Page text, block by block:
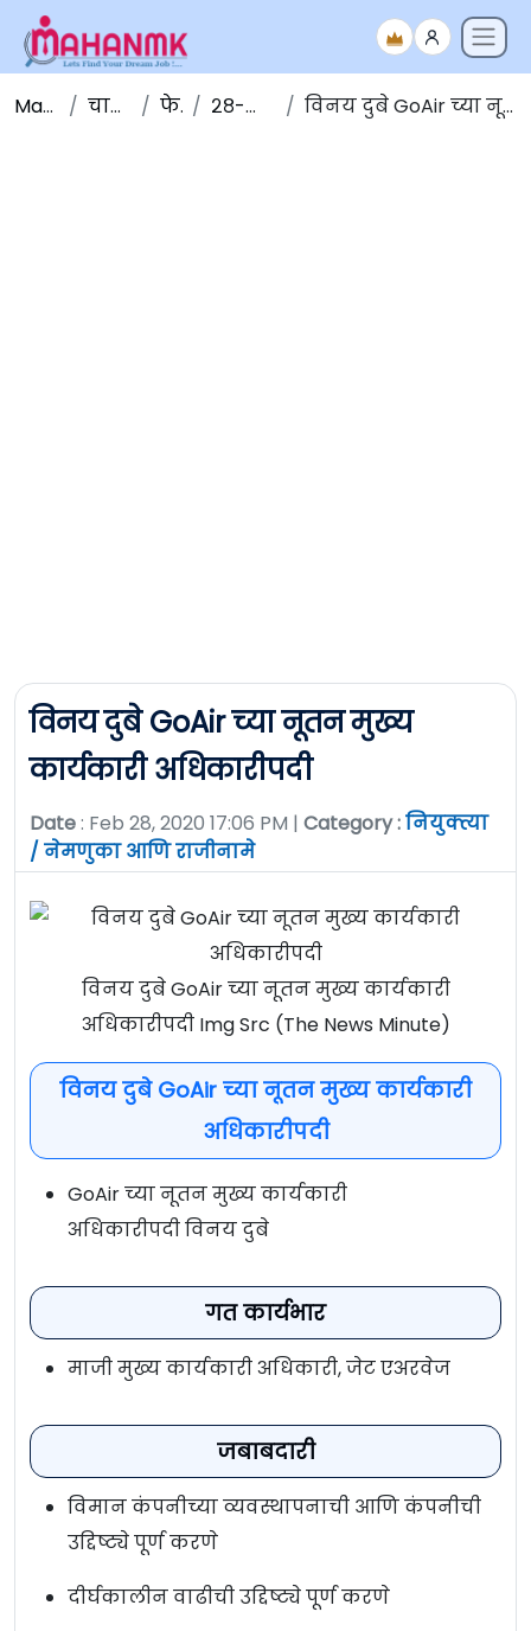
Maha NMK चालू घडामोडी फेब्रुवारी २८-फेब्रुवारी-२०२० विनय दुबे GoAir च्या नूतन मुख्य कार्यकारी अधिकारीपदी
विनय दुबे GoAir च्या नूतन मुख्य
कार्यकारी अधिकारीपदी
Date: Feb 28, 2020 17:06 PM | Category :नियुक्त्या
/ नेमणुका आणि राजीनामे
विनय दुबे GoAir च्या नूतन मुख्य कार्यकारी
अधिकारीपदी Img Src (The News Minute)
विनय दुबे GoAir च्या नूतन मुख्य कार्यकारी
अधिकारीपदी
GoAir च्या नूतन मुख्य कार्यकारी
अधिकारीपदी विनय दुबे
गत कार्यभार
माजी मुख्य कार्यकारी अधिकारी, जेट एअरवेज
जबाबदारी
विमान कंपनीच्या व्यवस्थापनाची आणि कंपनीची
उद्दिष्ट्ये पूर्ण करणे
दीर्घकालीन वाढीची उद्दिष्ट्ये पूर्ण करणे